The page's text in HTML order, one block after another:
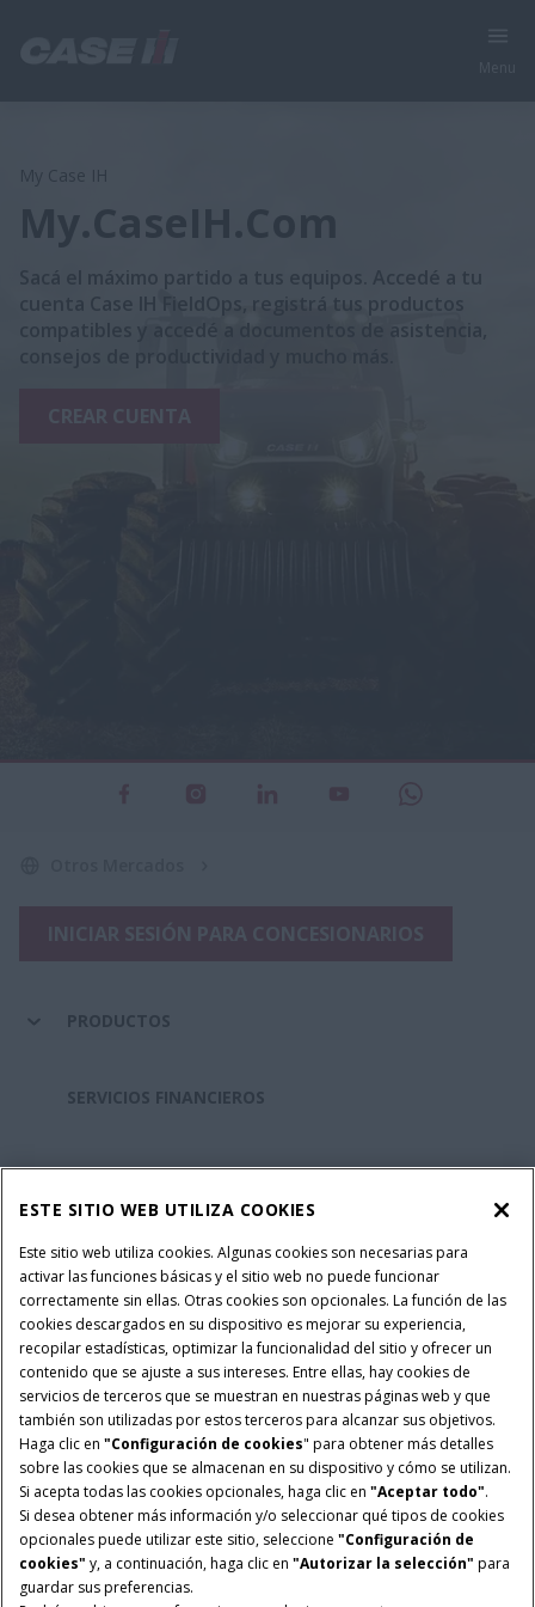
My Case IH
My.CaseIH.Com
Sacá el máximo partido a tus equipos. Accedé a tu
cuenta Case IH FieldOps, registrá tus productos
compatibles y accedé a documentos de asistencia,
PRODUCTOS
SERVICIOS FINANCIEROS
REPUESTOS Y SERVICIOS
SOBRE CASE IH
Política Integrada QEHS
Politicas de Privacidad
Terminos y Condiciones
Nota Legal
Configuración de cookies
© 2026 CNH Industrial America LLC. All Rights Reserved. Case IH is a
trademark of CNH Industrial America LLC.
ESTE SITIO WEB UTILIZA COOKIES
Este sitio web utiliza cookies. Algunas cookies son necesarias para
activar las funciones básicas y el sitio web no puede funcionar
correctamente sin ellas. Otras cookies son opcionales. La función de las
cookies descargados en su dispositivo es mejorar su experiencia,
recopilar estadísticas, optimizar la funcionalidad del sitio y ofrecer un
contenido que se ajuste a sus intereses. Entre ellas, hay cookies de
servicios de terceros que se muestran en nuestras páginas web y que
también son utilizadas por estos terceros para alcanzar sus objetivos.
Haga clic en "Configuración de cookies" para obtener más detalles
sobre las cookies que se almacenan en su dispositivo y cómo se utilizan.
Si acepta todas las cookies opcionales, haga clic en "Aceptar todo".
Si desea obtener más información y/o seleccionar qué tipos de cookies
opcionales puede utilizar este sitio, seleccione "Configuración de
cookies" y, a continuación, haga clic en "Autorizar la selección" para
guardar sus preferencias.